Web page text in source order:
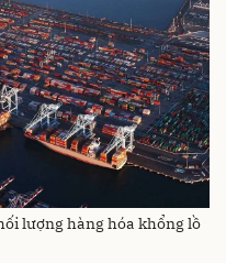
lượng hàng hóa khổng lồ